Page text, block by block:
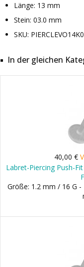
Länge: 13 mm
Stein: 03.0 mm
SKU:
In der gleichen
40,00 €
Labret-Piercing Push-
Größe: 1.2 mm / 16 G -